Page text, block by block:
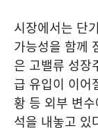
시장에서는 단
가능성을 함께
은 고밸류 성장
급 유입이 이어
황 등 외부 변
석을 내놓고 있